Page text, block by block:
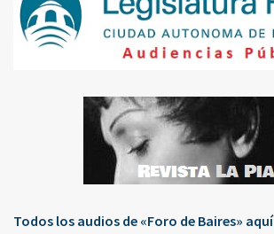
Todos los audios de «Foro de Baires» aquí